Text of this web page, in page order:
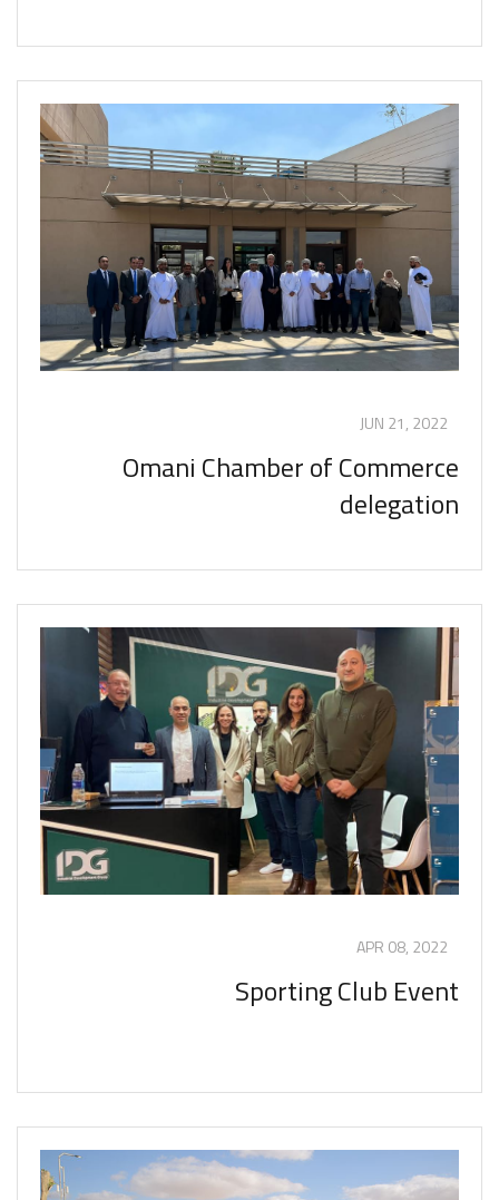
JUN 21, 2022
Omani Chamber of Commerce
delegation
APR 08, 2022
Sporting Club Event